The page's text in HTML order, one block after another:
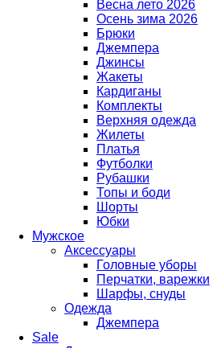
Весна лето 2026
Осень зима 2026
Брюки
Джемпера
Джинсы
Жакеты
Кардиганы
Комплекты
Верхняя одежда
Жилеты
Платья
Футболки
Рубашки
Топы и боди
Шорты
Юбки
Мужское
Аксессуары
Головные уборы
Перчатки, варежки
Шарфы, снуды
Одежда
Джемпера
Sale